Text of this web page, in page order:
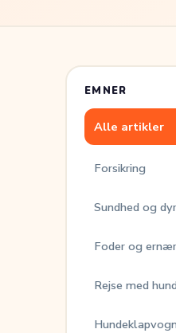
EMNER
Alle artikler
Forsikring
Sundhed og
Foder og
Rejse med hund
Hundeklapvogn